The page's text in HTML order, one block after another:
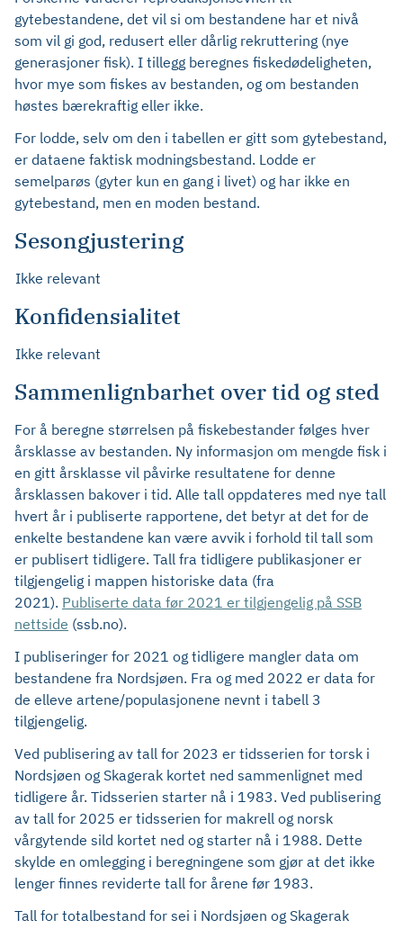
gytebestandene, det vil si om bestandene har et nivå
som vil gi god, redusert eller dårlig rekruttering (nye
generasjoner fisk). I tillegg beregnes fiskedødeligheten,
hvor mye som fiskes av bestanden, og om bestanden
høstes bærekraftig eller ikke.
For lodde, selv om den i tabellen er gitt som gytebestand,
er dataene faktisk modningsbestand. Lodde er
semelparøs (gyter kun en gang i livet) og har ikke en
gytebestand, men en moden bestand.
Sesongjustering
Ikke relevant
Konfidensialitet
Ikke relevant
Sammenlignbarhet over tid og sted
For å beregne størrelsen på fiskebestander følges hver
årsklasse av bestanden. Ny informasjon om mengde fisk i
en gitt årsklasse vil påvirke resultatene for denne
årsklassen bakover i tid. Alle tall oppdateres med nye tall
hvert år i publiserte rapportene, det betyr at det for de
enkelte bestandene kan være avvik i forhold til tall som
er publisert tidligere. Tall fra tidligere publikasjoner er
tilgjengelig i mappen historiske data (fra
2021). Publiserte data før 2021 er tilgjengelig på SSB
nettside (ssb.no).
I publiseringer for 2021 og tidligere mangler data om
bestandene fra Nordsjøen. Fra og med 2022 er data for
de elleve artene/populasjonene nevnt i tabell 3
tilgjengelig.
Ved publisering av tall for 2023 er tidsserien for torsk i
Nordsjøen og Skagerak kortet ned sammenlignet med
tidligere år. Tidsserien starter nå i 1983. Ved publisering
av tall for 2025 er tidsserien for makrell og norsk
vårgytende sild kortet ned og starter nå i 1988. Dette
skylde en omlegging i beregningene som gjør at det ikke
lenger finnes reviderte tall for årene før 1983.
Tall for totalbestand for sei i Nordsjøen og Skagerak